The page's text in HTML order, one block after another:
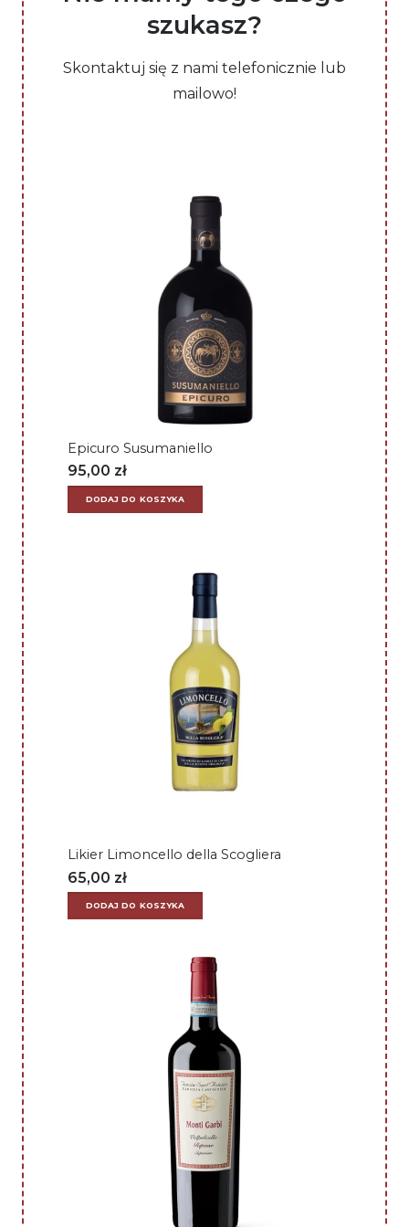
szukasz?
Skontaktuj się z nami telefonicznie lub
mailowo!
Epicuro Susumaniello
95,00 zł
DODAJ DO KOSZYKA
Likier Limoncello della Scogliera
65,00 zł
DODAJ DO KOSZYKA